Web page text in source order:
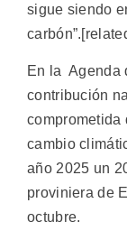
sigue siendo
En la Agenda
contribución
comprometida
cambio
año 2025 un
proviniera de
octubre.